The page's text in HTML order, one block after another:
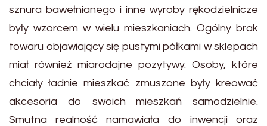
sznura bawełnianego i inne wyroby rękodzielnicze
były wzorcem w wielu mieszkaniach. Ogólny brak
towaru objawiający się pustymi półkami w sklepach
miał również miarodajne pozytywy. Osoby, które
chciały ładnie mieszkać zmuszone były kreować
akcesoria do swoich mieszkań samodzielnie.
Smutna realność namawiała do inwencji oraz